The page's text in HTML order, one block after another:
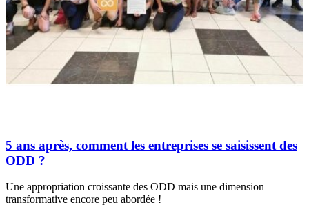
5 ans après, comment les entreprises se saisissent des
ODD ?
Une appropriation croissante des ODD mais une dimension
transformative encore peu abordée !